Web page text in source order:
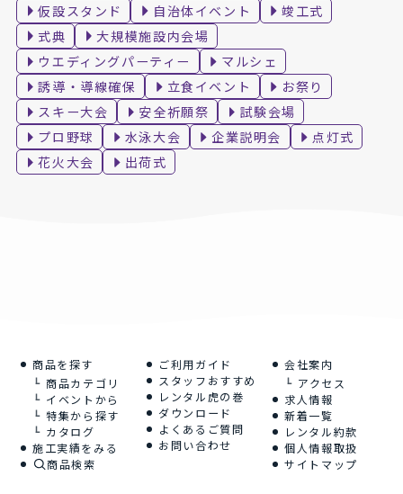
仮設スタンド
自治体イベント
竣工式
式典
大規模施設内会場
ウエディングパーティー
マルシェ
誘導・導線確保
立食イベント
お祭り
スキー大会
安全祈願祭
試験会場
プロ野球
水泳大会 企業説明会
点灯式
花火大会
出荷式
商品を探す
商品カテゴリ
イベントから
特集から探す
カタログ
施工実績をみる
商品検索
ご利用ガイド
スタッフおすすめ
レンタル虎の巻
ダウンロード
よくあるご質問
お問い合わせ
会社案内
アクセス
求人情報
新着一覧
レンタル約款
個人情報取扱
サイトマップ